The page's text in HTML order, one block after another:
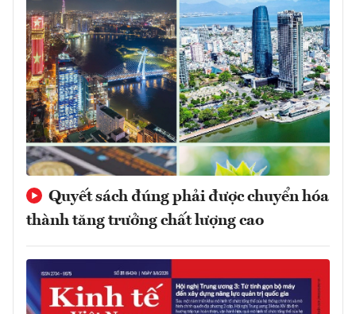
Quyết sách đúng phải được chuyển hóa
thành tăng trưởng chất lượng cao